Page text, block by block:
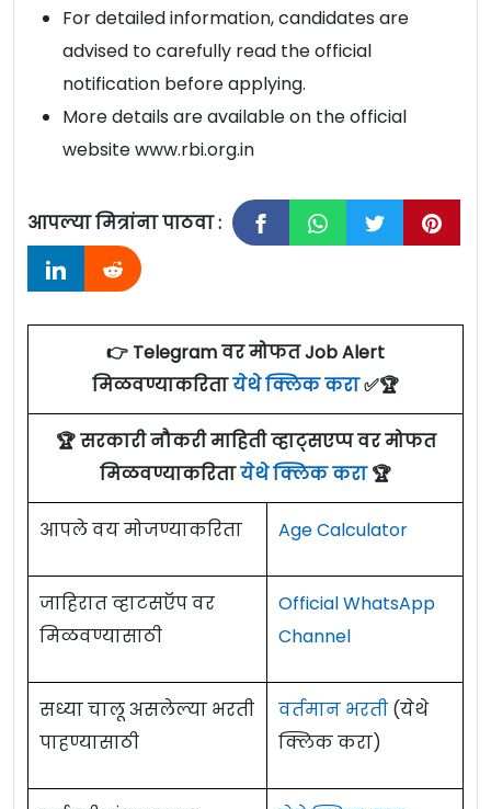
For detailed information, candidates are
advised to carefully read the official
notification before applying.
More details are available on the official
website www.rbi.org.in
आपल्या मित्रांना पाठवा :
👉 Telegram वर मोफत Job Alert
मिळवण्याकरितायेथे क्लिक करा✅🏆
🏆 सरकारी नौकरी माहिती व्हाट्सएप्प वर मोफत
मिळवण्याकरितायेथे क्लिक करा🏆
आपले वय मोजण्याकरिता Age Calculator
जाहिरात व्हाटसऍप वर
मिळवण्यासाठी
Official WhatsApp
Channel
सध्या चालू असलेल्या भरती
पाहण्यासाठी
वर्तमान भरती (येथे
क्लिक करा)